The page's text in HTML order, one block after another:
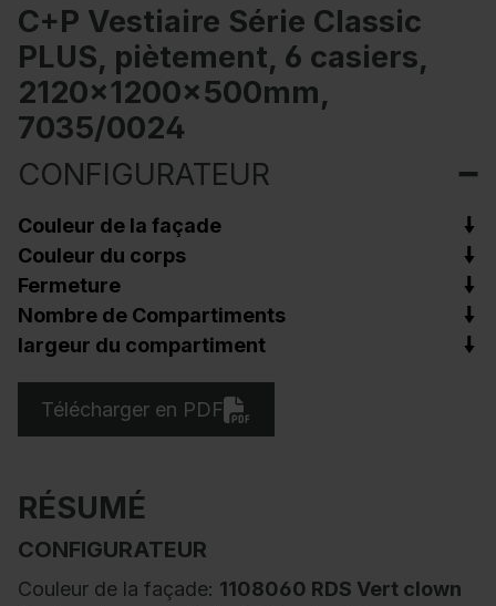
C+P Vestiaire Série Classic
PLUS, piètement, 6 casiers,
2120x1200x500mm,
7035/0024
CONFIGURATEUR
Couleur de la façade
Couleur du corps
Fermeture
Nombre de Compartiments
largeur du compartiment
Télécharger en PDF
RÉSUMÉ
CONFIGURATEUR
Couleur de la façade: 1108060 RDS Vert clown